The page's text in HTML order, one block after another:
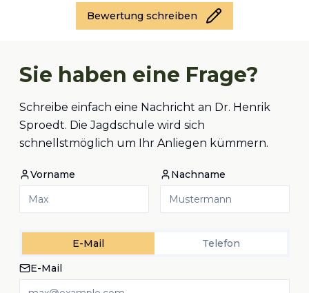
Bewertung schreiben
Sie haben eine Frage?
Schreibe einfach eine Nachricht an Dr. Henrik
Sproedt. Die Jagdschule wird sich
schnellstmöglich um Ihr Anliegen kümmern.
Vorname Nachname
E-Mail
Telefon
E-Mail